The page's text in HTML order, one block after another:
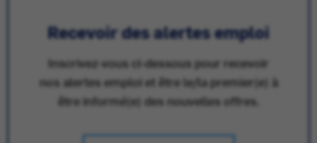
Recevoir des alertes emploi
Inscrivez-vous ci-dessous pour recevoir
nos alertes emploi et être le/la premier(e) à
être informé(e) des nouvelles offres.